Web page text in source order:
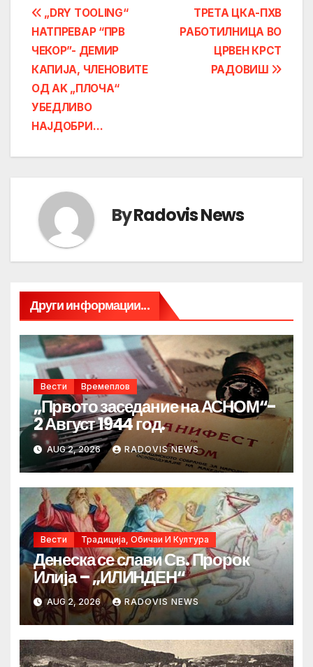
Post
navigation
ТРЕТА ЦКА-ПХВ
РАБОТИЛНИЦА ВО
ЦРВЕН КРСТ
РАДОВИШ
„DRY TOOLING“
НАТПРЕВАР “ПРВ
ЧЕКОР”- ДЕМИР
КАПИЈА, ЧЛЕНОВИТЕ
ОД AK „ПЛОЧА“
УБЕДЛИВО
НАЈДОБРИ…
ByRadovis News
Други информации...
Вести Времеплов
„Првото заседание на АСНОМ“-
2 Август 1944 год.
AUG 2, 2026 RADOVIS NEWS
Вести Традиција, Обичаи И Култура
Денеска се слави Св. Пророк
Илија – „ИЛИНДЕН“
AUG 2, 2026 RADOVIS NEWS